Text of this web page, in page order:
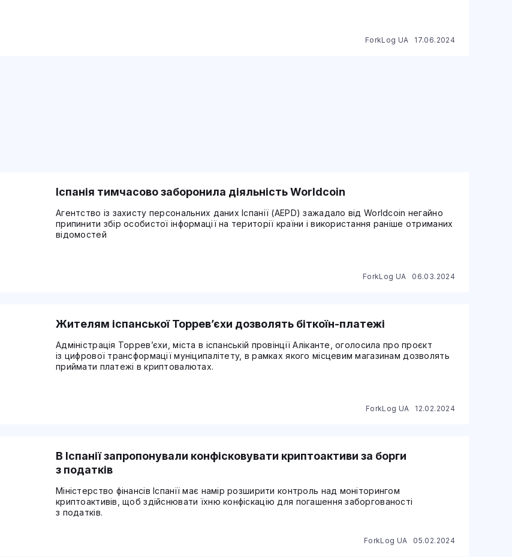
ForkLog UA 17.06.2024
Іспанія тимчасово заборонила діяльність Worldcoin
Агентство із захисту персональних даних Іспанії (AEPD) зажадало від Worldcoin негайно
припинити збір особистої інформації на території країни і використання раніше отриманих
відомостей
ForkLog UA 06.03.2024
Жителям іспанської Торрев’єхи дозволять біткоїн-платежі
Адміністрація Торрев’єхи, міста в іспанській провінції Аліканте, оголосила про проєкт
із цифрової трансформації муніципалітету, в рамках якого місцевим магазинам дозволять
приймати платежі в криптовалютах.
ForkLog UA 12.02.2024
В Іспанії запропонували конфісковувати криптоактиви за борги
з податків
Міністерство фінансів Іспанії має намір розширити контроль над моніторингом
криптоактивів, щоб здійснювати їхню конфіскацію для погашення заборгованості
з податків.
ForkLog UA 05.02.2024